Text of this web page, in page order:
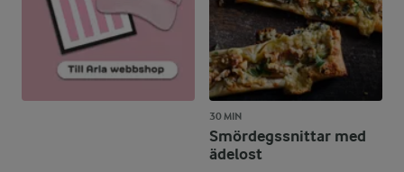
30 MIN
Smördegssnittar med
ädelost